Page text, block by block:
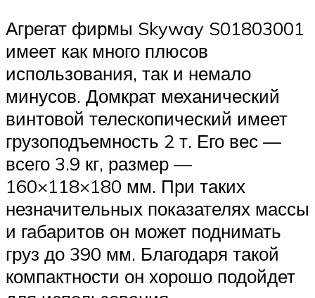
Агрегат фирмы Skyway S01803001
имеет как много плюсов
использования, так и немало
минусов. Домкрат механический
винтовой телескопический имеет
грузоподъемность 2 т. Его вес —
всего 3.9 кг, размер —
160×118×180 мм. При таких
незначительных показателях массы
и габаритов он может поднимать
груз до 390 мм. Благодаря такой
компактности он хорошо подойдет